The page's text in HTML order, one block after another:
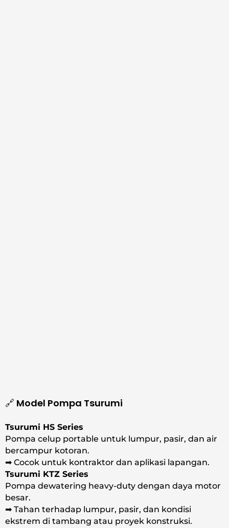
🔗 Model Pompa Tsurumi
Tsurumi HS Series
Pompa celup portable untuk lumpur, pasir, dan air
bercampur kotoran.
➡ Cocok untuk kontraktor dan aplikasi lapangan.
Tsurumi KTZ Series
Pompa dewatering heavy-duty dengan daya motor
besar.
➡ Tahan terhadap lumpur, pasir, dan kondisi
ekstrem di tambang atau proyek konstruksi.